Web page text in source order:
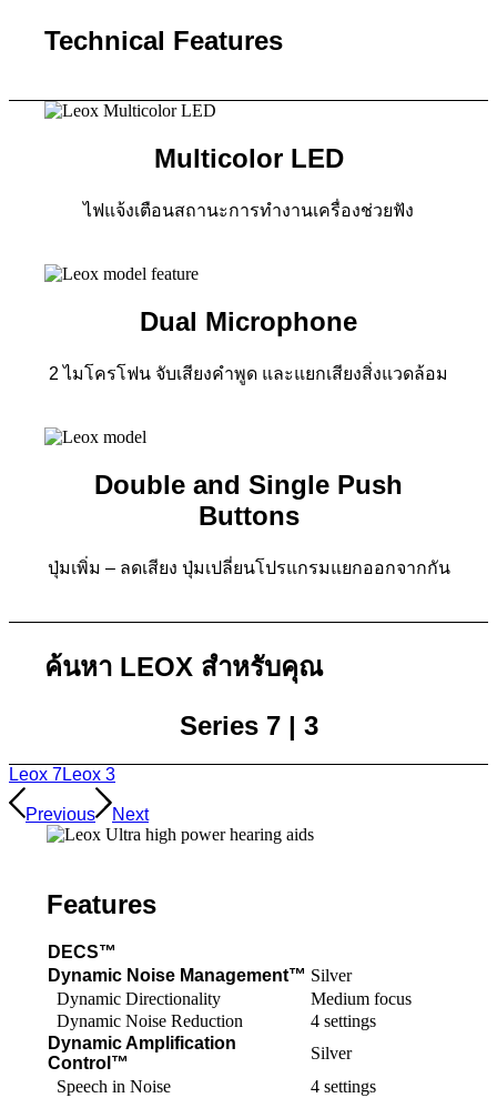
Technical Features
Multicolor LED
ไฟแจ้งเตือนสถานะการทำงานเครื่องช่วยฟัง
Dual Microphone
2 ไมโครโฟน จับเสียงคำพูด และแยกเสียงสิ่งแวดล้อม
Double and Single Push
Buttons
ปุ่มเพิ่ม – ลดเสียง ปุ่มเปลี่ยนโปรแกรมแยกออกจากกัน
ค้นหา LEOX สำหรับคุณ
Series 7 | 3
Leox 7Leox 3
Previous Next
Features
DECS™
Dynamic Noise Management™ Silver
Dynamic Directionality
Medium focus
Dynamic Noise Reduction
4 settings
Dynamic Amplification
Control™
Silver
Speech in Noise
4 settings